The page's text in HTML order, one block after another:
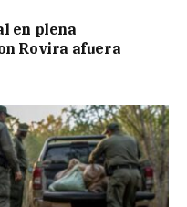
en plena
Rovira afuera